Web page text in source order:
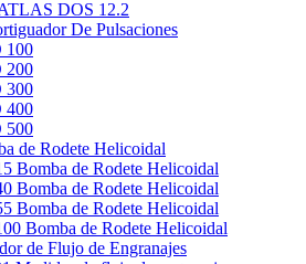
DOS 12.2
De Pulsaciones
100
200
300
400
500
de Rodete Helicoidal
Bomba de Rodete Helicoidal
Bomba de Rodete Helicoidal
Bomba de Rodete Helicoidal
Bomba de Rodete Helicoidal
de Flujo de Engranajes